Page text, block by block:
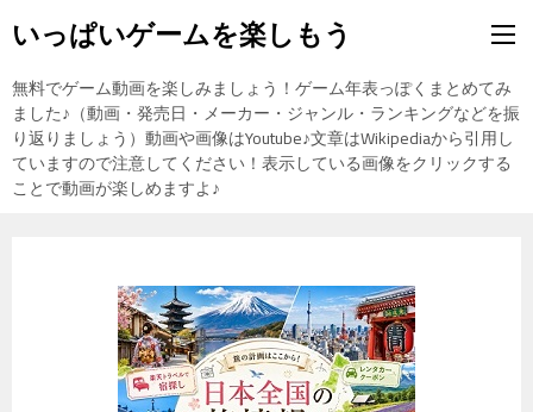
いっぱいゲームを楽しもう
無料でゲーム動画を楽しみましょう！ゲーム年表っぽくまとめてみ
ました♪（動画・発売日・メーカー・ジャンル・ランキングなどを振
り返りましょう）動画や画像はYoutube♪文章はWikipediaから引用し
ていますので注意してください！表示している画像をクリックする
ことで動画が楽しめますよ♪